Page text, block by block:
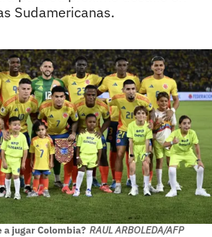
Sudamericanas.
a jugar Colombia? RAUL ARBOLEDA/AFP